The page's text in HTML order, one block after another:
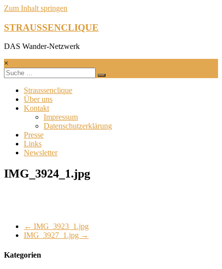
Zum Inhalt springen
STRAUSSENCLIQUE
DAS Wander-Netzwerk
×
Straussenclique
Über uns
Kontakt
Impressum
Datenschutzerklärung
Presse
Links
Newsletter
IMG_3924_1.jpg
← IMG_3923_1.jpg
IMG_3927_1.jpg →
Kategorien